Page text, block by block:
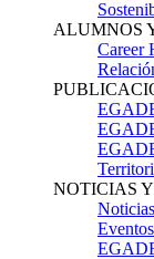
ALUMNOS
Career
NOTICIAS
Noticias
Eventos